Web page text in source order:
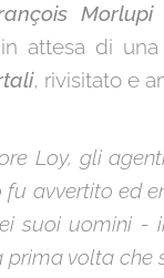
Morlupi
attesa di
, rivisitato e
Loy, gli
avvertito ed
suoi uomini -
prima volta che